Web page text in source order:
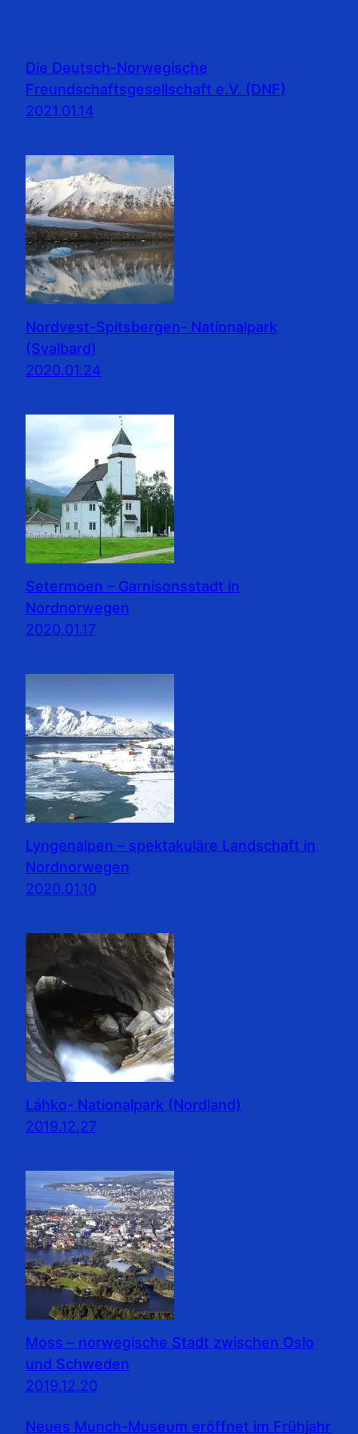
Die Deutsch-Norwegische
Freundschaftsgesellschaft e.V. (DNF)
2021.01.14
Nordvest-Spitsbergen- Nationalpark
(Svalbard)
2020.01.24
Setermoen – Garnisonsstadt in
Nordnorwegen
2020.01.17
Lyngenalpen – spektakuläre Landschaft in
Nordnorwegen
2020.01.10
Láhko- Nationalpark (Nordland)
2019.12.27
Moss – norwegische Stadt zwischen Oslo
und Schweden
2019.12.20
Neues Munch-Museum eröffnet im Frühjahr